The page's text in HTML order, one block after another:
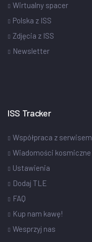
Wirtualny spacer
Polska z ISS
Zdjęcia z ISS
Newsletter
ISS Tracker
Współpraca z serwisem
Wiadomości kosmiczne
Ustawienia
Dodaj TLE
FAQ
Kup nam kawę!
Wesprzyj nas